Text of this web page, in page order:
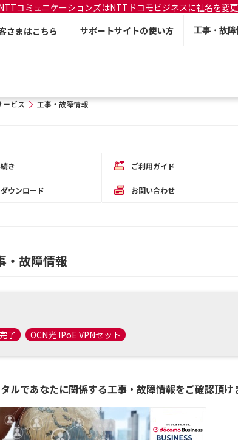
コミュニケーションズはNTTドコモビジネスに社名を変
さまはこちら サポートサイトの使い方 工事・故
ービス 工事・故障情報
き ご利用ガイド
ウンロード お問い合わせ
・故障情報
了 OCN光 IPoE VPNセット
ルであなたに関係する工事・故障情報をご確認頂け